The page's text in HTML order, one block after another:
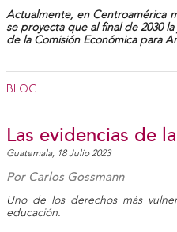
Actualmente, en Centroamérica
se proyecta que al final de 2030
de la Comisión Económica para
BLOG
Las evidencias de
Guatemala, 18 Julio 2023
Por Carlos Gossmann
Uno de los derechos más
educación.